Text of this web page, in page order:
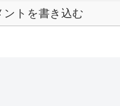
ントを書き込む